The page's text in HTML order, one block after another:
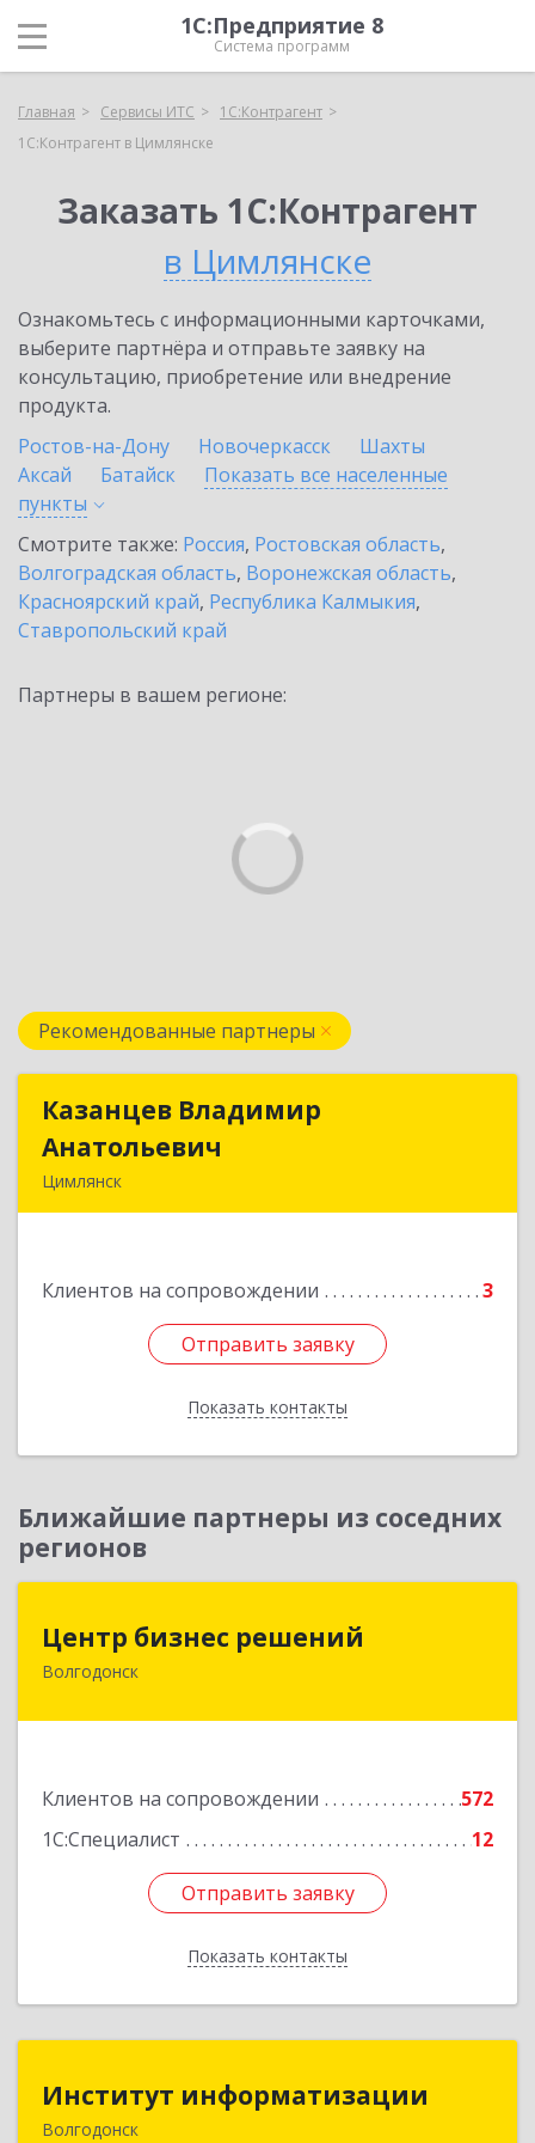
1С:Предприятие 8
Система программ
Главная Сервисы ИТС
1С:Контрагент
1С:Контрагент в Цимлянске
Заказать 1С:Контрагент
в Цимлянске
Ознакомьтесь с информационными карточками,
выберите партнёра и отправьте заявку на
консультацию, приобретение или внедрение
продукта.
Ростов-на-Дону
Новочеркасск
Шахты
Аксай
Батайск
Показать все населенные
пункты
Смотрите также: Россия, Ростовская область,
Волгоградская область, Воронежская область,
Красноярский край, Республика Калмыкия,
Ставропольский край
Партнеры в вашем регионе:
Рекомендованные партнеры
Казанцев Владимир
Анатольевич
Цимлянск
Клиентов на сопровождении 3
Отправить заявку
Показать контакты
Казанцев Владимир
Подробнее
Отправить заявку
Назад
Ближайшие партнеры из соседних
регионов
Центр бизнес решений
Волгодонск
Клиентов на сопровождении
572
1С:Специалист
12
Отправить заявку
Показать контакты
Центр бизнес решений
347375, Ростовская обл, Волгодонск г,
Отправить заявку
Назад
Институт информатизации
Волгодонск
Институт информатизации
347383, Ростовская обл, Волгодонск г, Маршала